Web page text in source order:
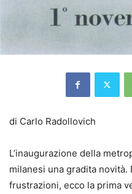
di Carlo Radollovich
L’inaugurazione della
milanesi una gradita
frustrazioni, ecco la prima